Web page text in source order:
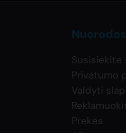
Nuorodos
Susisiekite
Privatumo
Valdyti
Prekės